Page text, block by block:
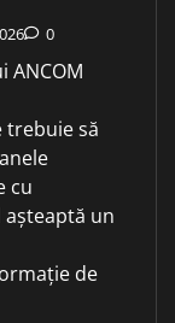
0
ANCOM
trebuie să
cu
un
de